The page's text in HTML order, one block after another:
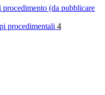
(da pubblicare
procedimentali 4